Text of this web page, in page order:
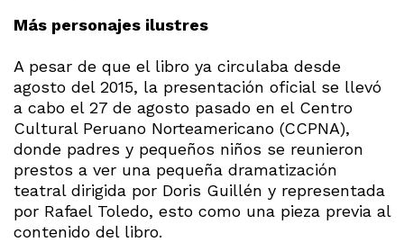
Más personajes ilustres
A pesar de que el libro ya circulaba desde
agosto del 2015, la presentación oficial se llevó
a cabo el 27 de agosto pasado en el Centro
Cultural Peruano Norteamericano (CCPNA),
donde padres y pequeños niños se reunieron
prestos a ver una pequeña dramatización
teatral dirigida por Doris Guillén y representada
por Rafael Toledo, esto como una pieza previa al
contenido del libro.